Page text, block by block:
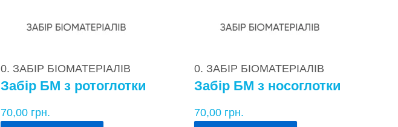
0. ЗАБІР БІОМАТЕРІАЛІВ
Забір БМ з ротоглотки
70,00 грн.
0. ЗАБІР БІОМАТЕРІАЛІВ
Забір БМ з носоглотки
70,00 грн.